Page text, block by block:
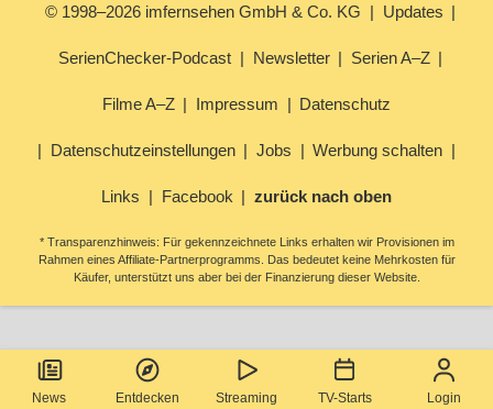
News Entdecken Streaming TV-Starts Login
© 1998–2026 imfernsehen GmbH & Co. KG Updates
SerienChecker-Podcast Newsletter Serien A–Z
Filme A–Z Impressum Datenschutz
Datenschutzeinstellungen Jobs Werbung schalten
Links Facebook zurück nach oben
* Transparenzhinweis: Für gekennzeichnete Links erhalten wir Provisionen im
Rahmen eines Affiliate-Partnerprogramms. Das bedeutet keine Mehrkosten für
Käufer, unterstützt uns aber bei der Finanzierung dieser Website.